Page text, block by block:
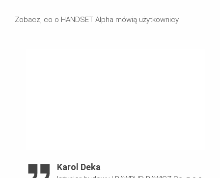
Zobacz, co o HANDSET Alpha mówią użytkownicy
Karol Deka